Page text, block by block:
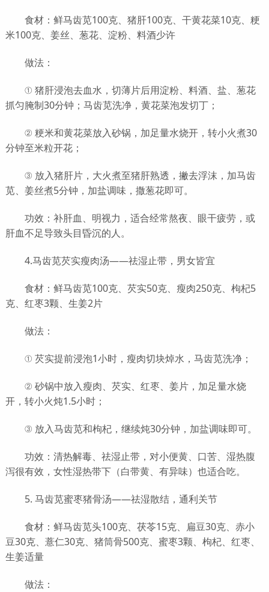
食材：鲜马齿苋100克、猪肝100克、干黄花菜10克、粳
米100克、姜丝、葱花、淀粉、料酒少许
做法：
① 猪肝浸泡去血水，切薄片后用淀粉、料酒、盐、葱花
抓匀腌制30分钟；马齿苋洗净，黄花菜泡发切丁；
② 粳米和黄花菜放入砂锅，加足量水烧开，转小火煮30
分钟至米粒开花；
③ 放入猪肝片，大火煮至猪肝熟透，撇去浮沫，加马齿
苋、姜丝煮5分钟，加盐调味，撒葱花即可。
功效：补肝血、明视力，适合经常熬夜、眼干疲劳，或
肝血不足导致头目昏沉的人。
4.马齿苋芡实瘦肉汤——祛湿止带，男女皆宜
食材：鲜马齿苋100克、芡实50克、瘦肉250克、枸杞5
克、红枣3颗、生姜2片
做法：
① 芡实提前浸泡1小时，瘦肉切块焯水，马齿苋洗净；
② 砂锅中放入瘦肉、芡实、红枣、姜片，加足量水烧
开，转小火炖1.5小时；
③ 放入马齿苋和枸杞，继续炖30分钟，加盐调味即可。
功效：清热解毒、祛湿止带，对小便黄、口苦、湿热腹
泻很有效，女性湿热带下（白带黄、有异味）也适合吃。
5. 马齿苋蜜枣猪骨汤——祛湿散结，通利关节
食材：鲜马齿苋头100克、茯苓15克、扁豆30克、赤小
豆30克、薏仁30克、猪筒骨500克、蜜枣3颗、枸杞、红枣、
生姜适量
做法：